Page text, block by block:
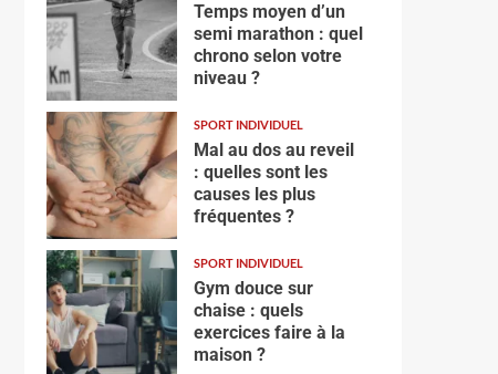
Temps moyen d’un
semi marathon : quel
chrono selon votre
niveau ?
SPORT INDIVIDUEL
Mal au dos au reveil
: quelles sont les
causes les plus
fréquentes ?
SPORT INDIVIDUEL
Gym douce sur
chaise : quels
exercices faire à la
maison ?